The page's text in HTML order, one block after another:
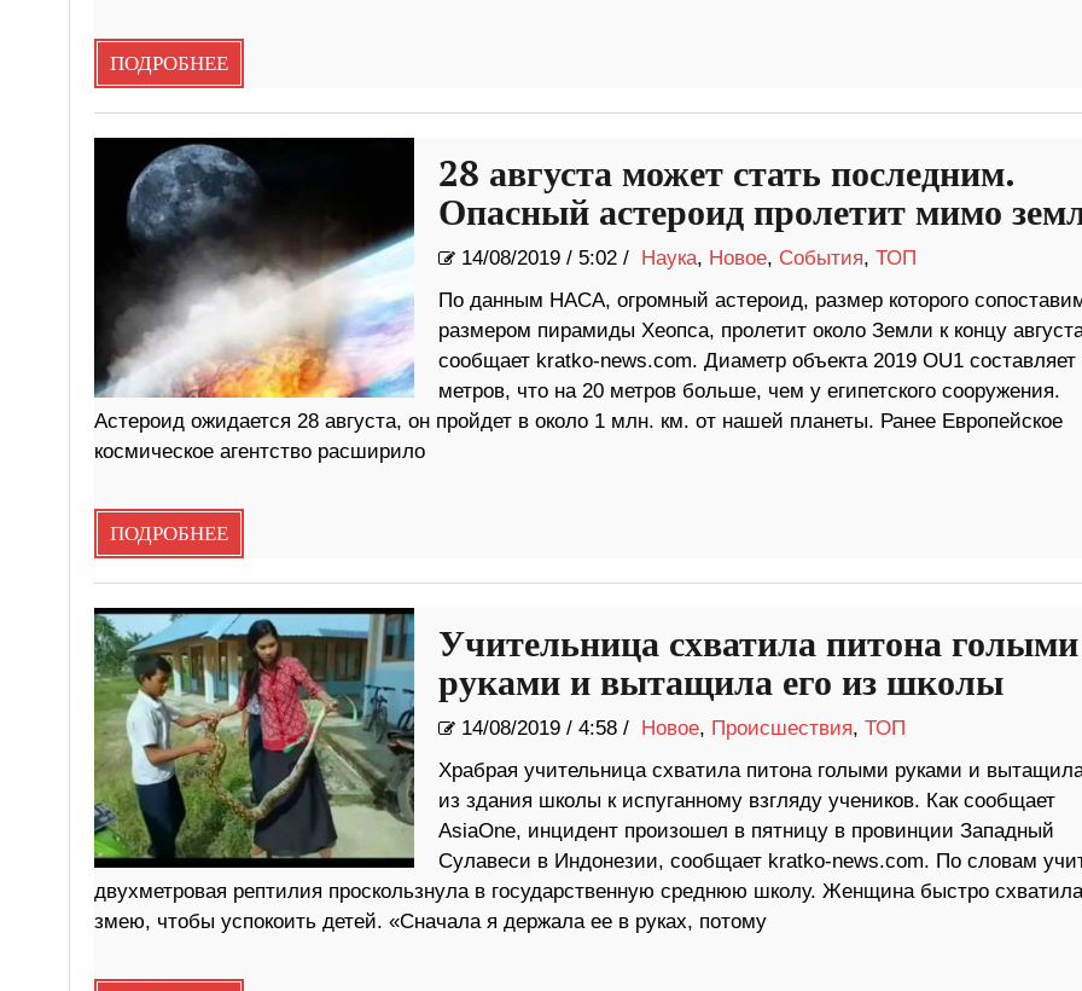
ПОДРОБНЕЕ
28 августа может стать последним.
Опасный астероид пролетит мимо
14/08/2019/ 5:02 / Наука, Новое, События, ТОП
По данным НАСА, огромный астероид, размер которого
размером пирамиды Хеопса, пролетит около Земли к концу
сообщает kratko-news.com. Диаметр объекта 2019 OU1 составляет
метров, что на 20 метров больше, чем у египетского сооружения.
Астероид ожидается 28 августа, он пройдет в около 1 млн. км. от нашей планеты. Ранее Европейское
космическое агентство расширило
ПОДРОБНЕЕ
Учительница схватила питона голыми
руками и вытащила его из школы
14/08/2019/ 4:58 / Новое, Происшествия, ТОП
Храбрая учительница схватила питона голыми руками и
из здания школы к испуганному взгляду учеников. Как сообщает
AsiaOne, инцидент произошел в пятницу в провинции Западный
Сулавеси в Индонезии, сообщает kratko-news.com. По словам
двухметровая рептилия проскользнула в государственную среднюю школу. Женщина быстро схватила
змею, чтобы успокоить детей. «Сначала я держала ее в руках, потому